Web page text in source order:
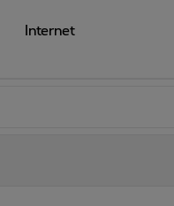
Internet